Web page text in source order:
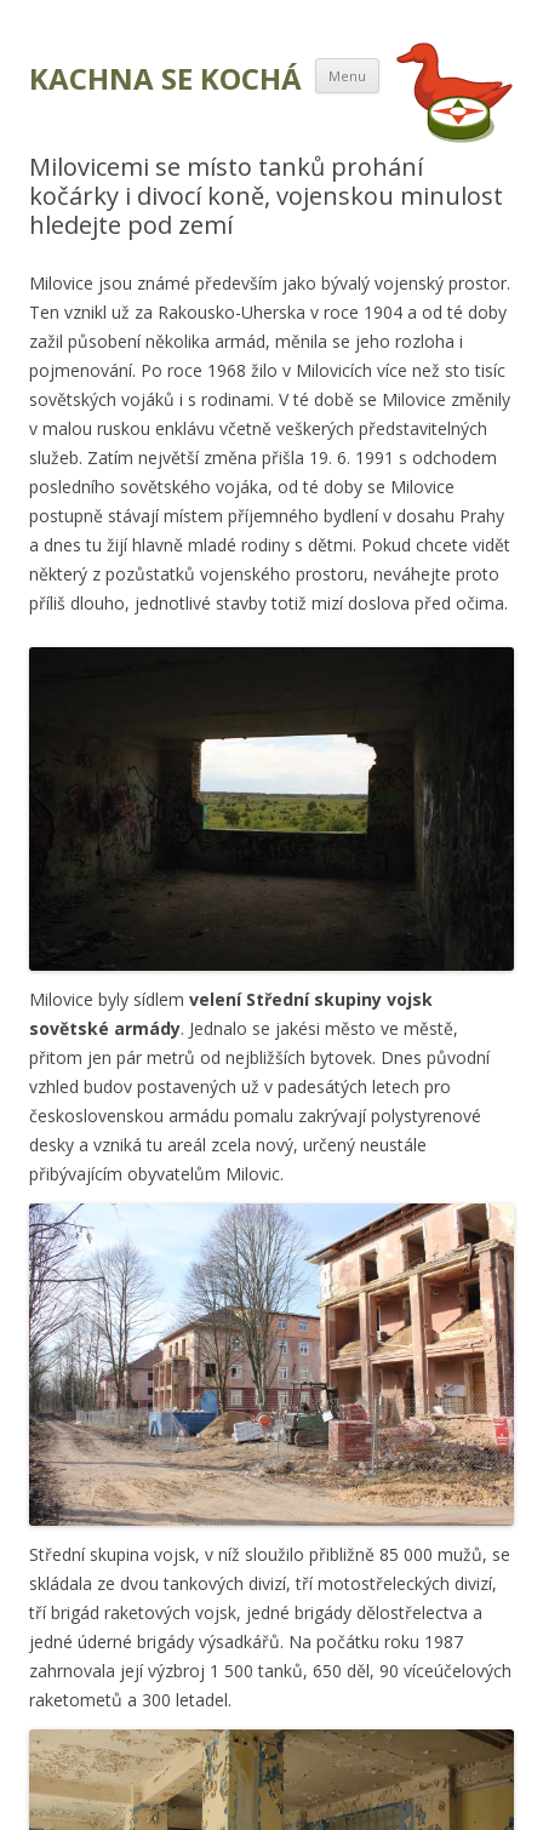
KACHNA SE KOCHÁ Menu Přejít k obsahu
webu
Milovicemi se místo tanků prohání
kočárky i divocí koně, vojenskou minulost
hledejte pod zemí
Milovice jsou známé především jako bývalý vojenský prostor.
Ten vznikl už za Rakousko-Uherska v roce 1904 a od té doby
zažil působení několika armád, měnila se jeho rozloha i
pojmenování. Po roce 1968 žilo v Milovicích více než sto tisíc
sovětských vojáků i s rodinami. V té době se Milovice změnily
v malou ruskou enklávu včetně veškerých představitelných
služeb. Zatím největší změna přišla 19. 6. 1991 s odchodem
posledního sovětského vojáka, od té doby se Milovice
postupně stávají místem příjemného bydlení v dosahu Prahy
a dnes tu žijí hlavně mladé rodiny s dětmi. Pokud chcete vidět
některý z pozůstatků vojenského prostoru, neváhejte proto
příliš dlouho, jednotlivé stavby totiž mizí doslova před očima.
Milovice byly sídlem velení Střední skupiny vojsk
sovětské armády. Jednalo se jakési město ve městě,
přitom jen pár metrů od nejbližších bytovek. Dnes původní
vzhled budov postavených už v padesátých letech pro
československou armádu pomalu zakrývají polystyrenové
desky a vzniká tu areál zcela nový, určený neustále
přibývajícím obyvatelům Milovic.
Střední skupina vojsk, v níž sloužilo přibližně 85 000 mužů, se
skládala ze dvou tankových divizí, tří motostřeleckých divizí,
tří brigád raketových vojsk, jedné brigády dělostřelectva a
jedné úderné brigády výsadkářů. Na počátku roku 1987
zahrnovala její výzbroj 1 500 tanků, 650 děl, 90 víceúčelových
raketometů a 300 letadel.